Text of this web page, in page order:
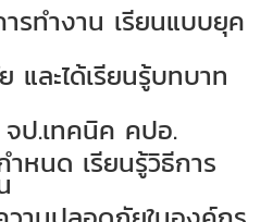
รทำงาน เรียนแบบยุค
และได้เรียนรู้บทบาท
ป.เทคนิค คปอ.
หนด เรียนรู้วิธีการ